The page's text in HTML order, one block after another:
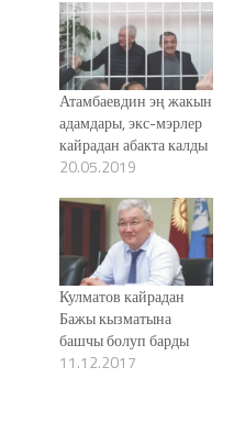
Атамбаевдин эң жакын
адамдары, экс-мэрлер
кайрадан абакта калды
20.05.2019
Кулматов кайрадан
Бажы кызматына
башчы болуп барды
11.12.2017